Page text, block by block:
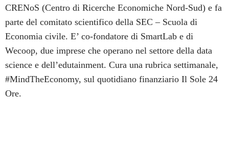
CRENoS (Centro di Ricerche Economiche Nord-Sud) e fa
parte del comitato scientifico della SEC – Scuola di
Economia civile. E’ co-fondatore di SmartLab e di
Wecoop, due imprese che operano nel settore della data
science e dell’edutainment. Cura una rubrica settimanale,
#MindTheEconomy, sul quotidiano finanziario Il Sole 24
Ore.